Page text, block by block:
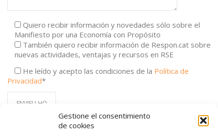
Gestione el consentimiento
de cookies
Quiero recibir información y novedades sólo sobre el
Manifiesto por una Economía con Propósito
También quiero recibir información de Respon.cat sobre
nuevas actividades, ventajas y recursos en RSE
He leído y acepto las condiciones de la Política de
Privacidad*